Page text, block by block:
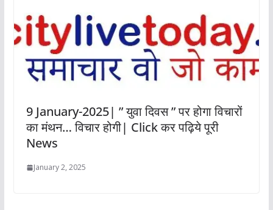
9 January-2025| ” युवा दिवस ” पर होगा विचारों
का मंथन… विचार होगी| Click कर पढ़िये पूरी
News
January 2, 2025